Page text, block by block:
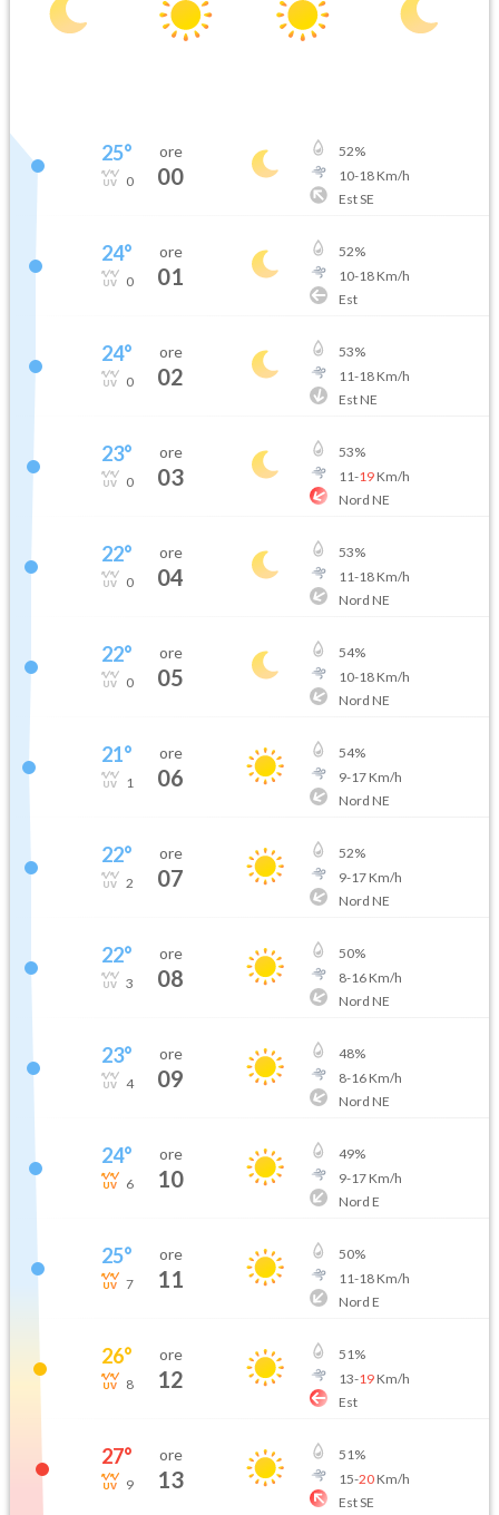
25°
0
ore
00
52%
10-18Km/h
Est SE
24°
0
ore
01
52%
10-18Km/h
Est
24°
0
ore
02
53%
11-18Km/h
Est NE
23°
0
ore
03
53%
11-19Km/h
Nord NE
22°
0
ore
04
53%
11-18Km/h
Nord NE
22°
0
ore
05
54%
10-18Km/h
Nord NE
21°
1
ore
06
54%
9-17Km/h
Nord NE
22°
2
ore
07
52%
9-17Km/h
Nord NE
22°
3
ore
08
50%
8-16Km/h
Nord NE
23°
4
ore
09
48%
8-16Km/h
Nord NE
24°
6
ore
10
49%
9-17Km/h
Nord E
25°
7
ore
11
50%
11-18Km/h
Nord E
26°
8
ore
12
51%
13-19Km/h
Est
27°
9
ore
13
51%
15-20Km/h
Est SE